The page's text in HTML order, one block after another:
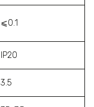
⩽0.1
IP20
3.5